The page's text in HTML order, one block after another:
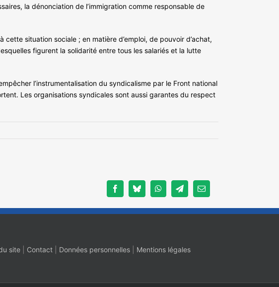
la dénonciation de l’immigration comme responsable de
situation sociale ; en matière d’emploi, de pouvoir d’achat,
figurent la solidarité entre tous les salariés et la lutte
l’instrumentalisation du syndicalisme par le Front national
Les organisations syndicales sont aussi garantes du respect
FacebookBlueskyWhatsAppTelegramEmail
site Contact Données personnelles Mentions légales